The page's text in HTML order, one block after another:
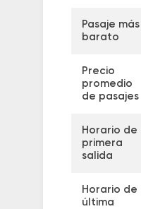
Pasaje más
barato
Precio
promedio
de pasajes
Horario de
primera
salida
Horario de
última